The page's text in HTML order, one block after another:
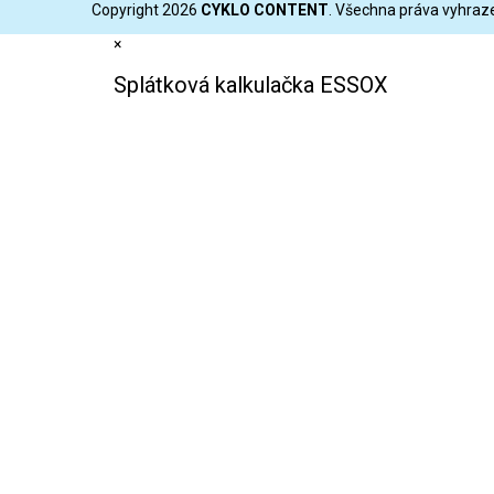
Copyright 2026 CYKLO CONTENT . Všechna práva
×
Splátková kalkulačka ESSOX